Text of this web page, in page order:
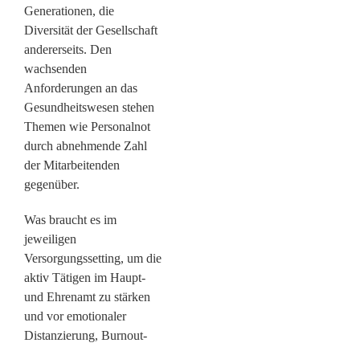
Generationen, die
Diversität der Gesellschaft
andererseits. Den
wachsenden
Anforderungen an das
Gesundheitswesen stehen
Themen wie Personalnot
durch abnehmende Zahl
der Mitarbeitenden
gegenüber.
Was braucht es im
jeweiligen
Versorgungssetting, um die
aktiv Tätigen im Haupt-
und Ehrenamt zu stärken
und vor emotionaler
Distanzierung, Burnout-